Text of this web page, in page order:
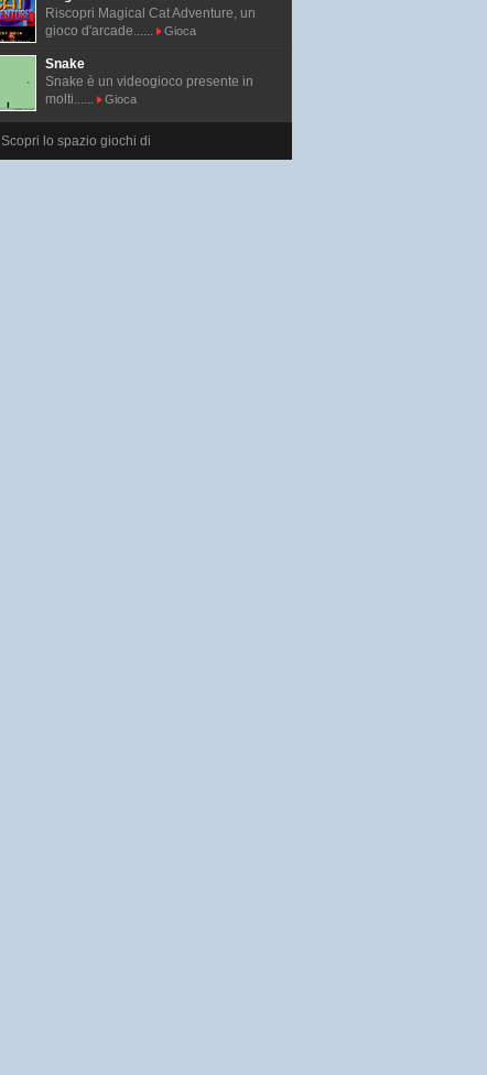
Riscopri Magical Cat Adventure, un
gioco d'arcade......
Gioca
Snake
Snake è un videogioco presente in
molti......
Gioca
Scopri lo spazio giochi di